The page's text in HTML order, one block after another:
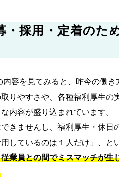
・採用・定着のた
容を見てみると、昨今の働
りやすさや、各種福利厚生
内容が盛り込まれています。
きませんし、福利厚生・休
しているのは１人だけ」、と
業員との間でミスマッチが生